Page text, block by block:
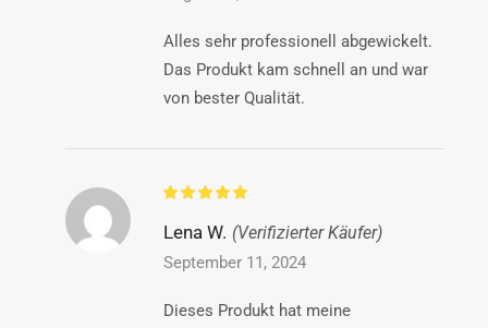
Alles sehr professionell abgewickelt.
Das Produkt kam schnell an und war
von bester Qualität.
Lena W. (Verifizierter Käufer)
September 11, 2024
Dieses Produkt hat meine